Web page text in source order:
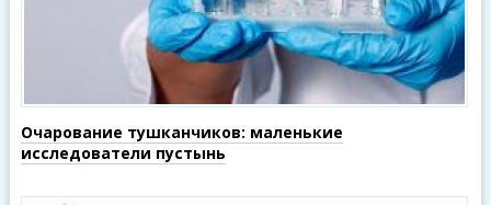
Очарование тушканчиков: маленькие
исследователи пустынь